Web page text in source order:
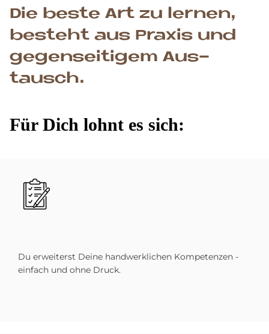
Die be­ste Art zu ler­nen,
be­steht aus Pra­xis und
ge­gen­sei­ti­gem Aus­
tausch.
Für Dich lohnt es sich:
Bild
Du erweiterst Deine handwerklichen Kompetenzen -
einfach und ohne Druck.